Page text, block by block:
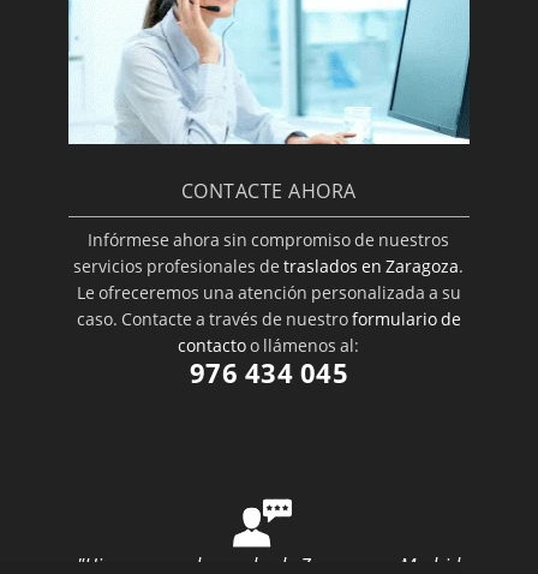
CONTACTE AHORA
Infórmese ahora sin compromiso de nuestros
servicios profesionales detraslados en Zaragoza.
Le ofreceremos una atención personalizada a su
caso. Contacte a través de nuestroformulario de
contactoo llámenos al:
976 434 045
"Hice una mudanza desde Zaragoza a Madrid